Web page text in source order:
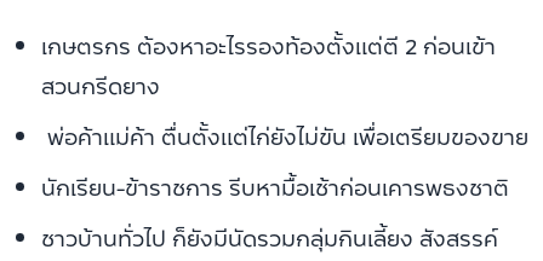
เกษตรกร ต้องหาอะไรรองท้องตั้งแต่ตี 2 ก่อนเข้า
สวนกรีดยาง
พ่อค้าแม่ค้า ตื่นตั้งแต่ไก่ยังไม่ขัน เพื่อเตรียมของขาย
นักเรียน-ข้าราชการ รีบหามื้อเช้าก่อนเคารพธงชาติ
ชาวบ้านทั่วไป ก็ยังมีนัดรวมกลุ่มกินเลี้ยง สังสรรค์